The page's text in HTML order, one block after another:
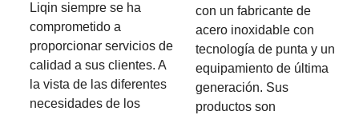
Liqin siempre se ha
comprometido a
proporcionar servicios de
calidad a sus clientes. A
la vista de las diferentes
necesidades de los
con un fabricante de
acero inoxidable con
tecnología de punta y un
equipamiento de última
generación. Sus
productos son